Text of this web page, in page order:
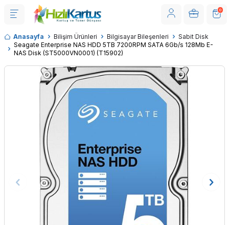
0
Anasayfa Bilişim Ürünleri Bilgisayar Bileşenleri
Sabit Disk
Seagate Enterprise NAS HDD 5TB 7200RPM SATA 6Gb/s 128Mb E-
NAS Disk (ST5000VN0001) (T15902)